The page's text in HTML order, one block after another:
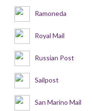
Ramoneda
Royal Mail
Russian Post
Sailpost
San Marino Mail